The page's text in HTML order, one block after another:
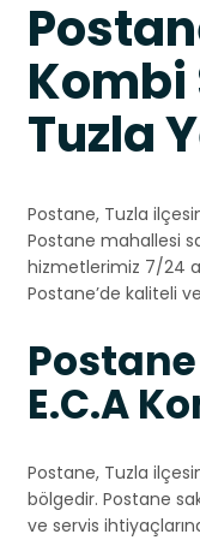
Kombi
Tuzla
Postane, Tuzla
Postane mahallesi
hizmetlerimiz 7/24
Postane’de kaliteli
E.C.A
Postane, Tuzla
bölgedir. Postane
ve servis